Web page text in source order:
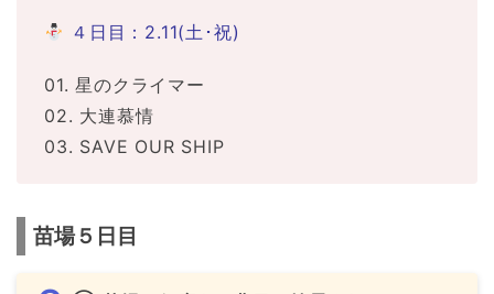
４日目：2.11(土･祝)
01. 星のクライマー
02. 大連慕情
03. SAVE OUR SHIP
苗場５日目